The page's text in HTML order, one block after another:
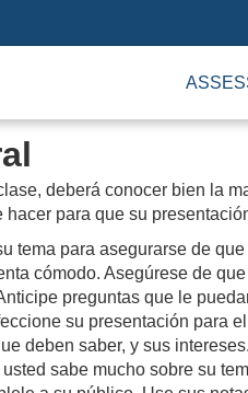
deberá conocer bien la
para que su
tema para asegurarse de
cómodo. Asegúrese de
preguntas que le
su presentación para
deben saber, y sus intereses.
sabe mucho sobre su